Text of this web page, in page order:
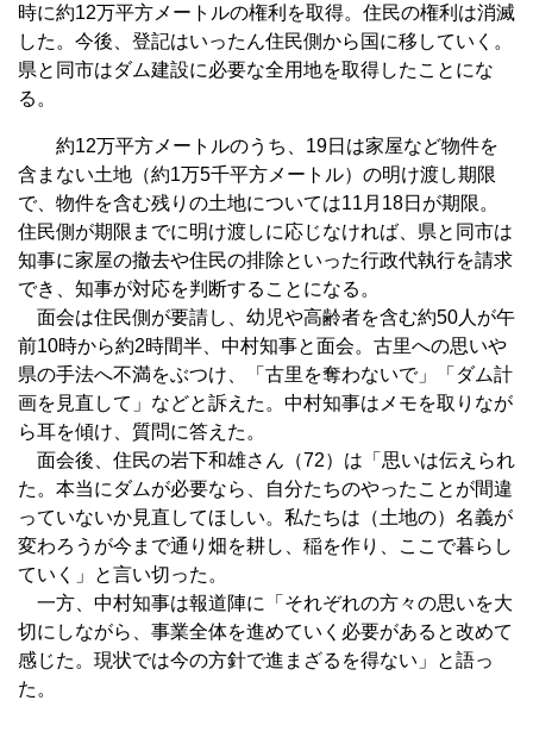
時に約12万平方メートルの権利を取得。住民の権利は消滅
した。今後、登記はいったん住民側から国に移していく。
県と同市はダム建設に必要な全用地を取得したことにな
る。
約12万平方メートルのうち、19日は家屋など物件を
含まない土地（約1万5千平方メートル）の明け渡し期限
で、物件を含む残りの土地については11月18日が期限。
住民側が期限までに明け渡しに応じなければ、県と同市は
知事に家屋の撤去や住民の排除といった行政代執行を請求
でき、知事が対応を判断することになる。
面会は住民側が要請し、幼児や高齢者を含む約50人が午
前10時から約2時間半、中村知事と面会。古里への思いや
県の手法へ不満をぶつけ、「古里を奪わないで」「ダム計
画を見直して」などと訴えた。中村知事はメモを取りなが
ら耳を傾け、質問に答えた。
面会後、住民の岩下和雄さん（72）は「思いは伝えられ
た。本当にダムが必要なら、自分たちのやったことが間違
っていないか見直してほしい。私たちは（土地の）名義が
変わろうが今まで通り畑を耕し、稲を作り、ここで暮らし
ていく」と言い切った。
一方、中村知事は報道陣に「それぞれの方々の思いを大
切にしながら、事業全体を進めていく必要があると改めて
感じた。現状では今の方針で進まざるを得ない」と語っ
た。